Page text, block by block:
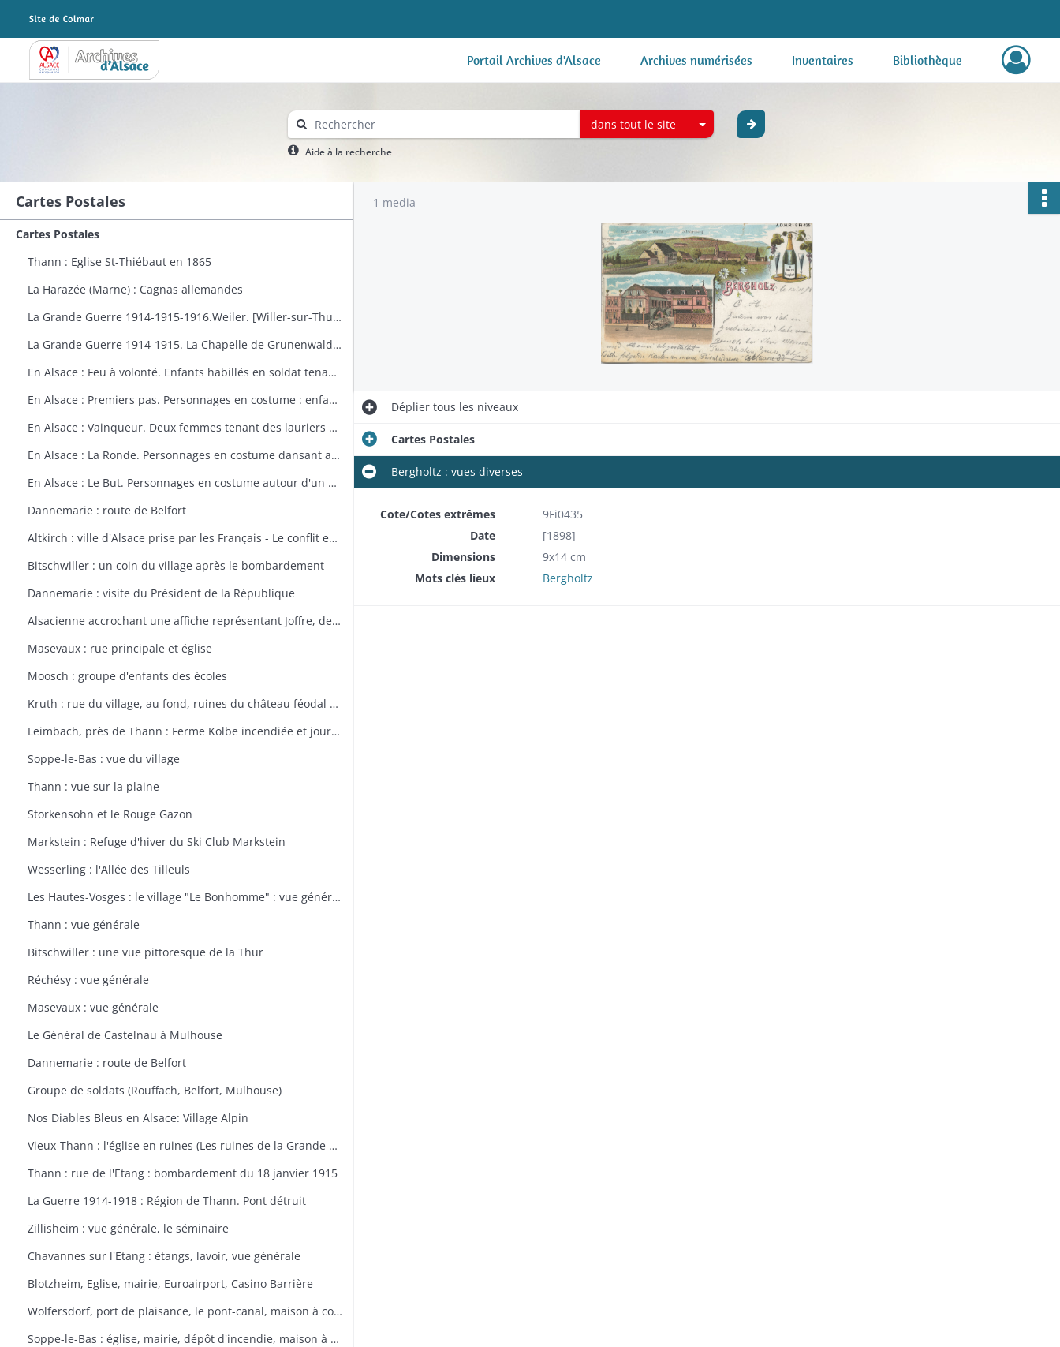
Archives Alsace - Colmar Portail Archives d'Alsace Archives numérisées Inventaires Bibliothèque
dans tout le site
Aide à la recherche
Cartes Postales
Cartes Postales
Thann : Eglise St-Thiébaut en 1865
La Harazée (Marne) : Cagnas allemandes
La Grande Guerre 1914-1915-1916.Weiler. [Willer-sur-Thur] : vue générale
La Grande Guerre 1914-1915. La Chapelle de Grunenwald près de Uderdersept habillés en soldat tenant un fusil. Dessin par Delalain.
En Alsace : Feu à volonté. Enfants habillés en soldat tenant un fusil. Dessin par Delalain.
En Alsace : Premiers pas. Personnages en costume : enfant allant vers le drapeau français. Dessin par Delalain.
En Alsace : Vainqueur. Deux femmes tenant des lauriers et un homme en costume. Dessin par Delalain.
En Alsace : La Ronde. Personnages en costume dansant autour du drapeau français. Dessin par Delalain.
En Alsace : Le But. Personnages en costume autour d'un drapeau français. Dessin par Delalain
Dannemarie : route de Belfort
Altkirch : ville d'Alsace prise par les Français - Le conflit européen en 1914
Bitschwiller : un coin du village après le bombardement
Dannemarie : visite du Président de la République
Alsacienne accrochant une affiche représentant Joffre, dessin de Th. CROY
Masevaux : rue principale et église
Moosch : groupe d'enfants des écoles
Kruth : rue du village, au fond, ruines du château féodal de Wildenstein
Leimbach, près de Thann : Ferme Kolbe incendiée et journellement bombardée avec les dépendances en ruines
Soppe-le-Bas : vue du village
Thann : vue sur la plaine
Storkensohn et le Rouge Gazon
Markstein : Refuge d'hiver du Ski Club Markstein
Wesserling : l'Allée des Tilleuls
Les Hautes-Vosges : le village "Le Bonhomme" : vue générale
Thann : vue générale
Bitschwiller : une vue pittoresque de la Thur
Réchésy : vue générale
Masevaux : vue générale
Le Général de Castelnau à Mulhouse
Dannemarie : route de Belfort
Groupe de soldats (Rouffach, Belfort, Mulhouse)
Nos Diables Bleus en Alsace: Village Alpin
Vieux-Thann : l'église en ruines (Les ruines de la Grande Guerre)
Thann : rue de l'Etang : bombardement du 18 janvier 1915
La Guerre 1914-1918 : Région de Thann. Pont détruit
Zillisheim : vue générale, le séminaire
Chavannes sur l'Etang : étangs, lavoir, vue générale
Blotzheim, Eglise, mairie, Euroairport, Casino Barrière
Wolfersdorf, port de plaisance, le pont-canal, maison à colombages
Soppe-le-Bas : église, mairie, dépôt d'incendie, maison à colombages
1 media
Dépliertous les niveaux
Cartes Postales
Bergholtz : vues diverses
Cote/Cotes extrêmes
9Fi0435
Date
[1898]
Dimensions
9x14 cm
Mots clés lieux
Bergholtz